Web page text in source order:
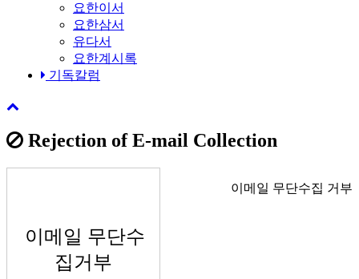
요한이서
요한삼서
유다서
요한계시록
기독칼럼
Rejection of E-mail Collection
이메일 무단수집 거부
이메일 무단수
집거부